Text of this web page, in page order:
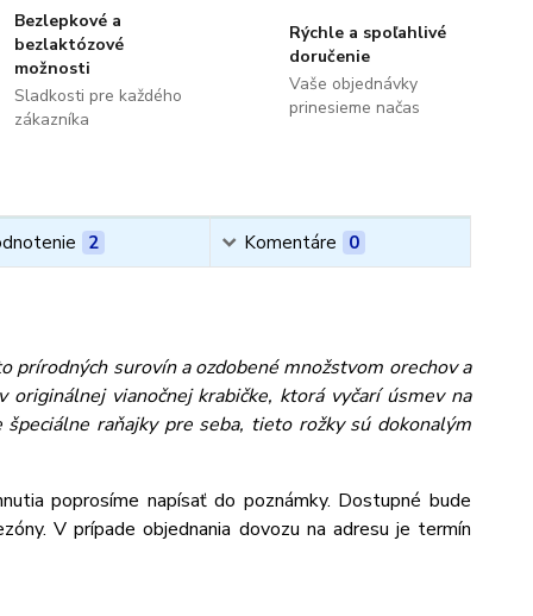
Bezlepkové a
bezlaktózové
možnosti
Sladkosti pre každého
zákazníka
Rýchle a spoľahlivé
doručenie
Vaše objednávky
prinesieme načas
2 Komentáre 0
prírodných surovín a ozdobené množstvom orechov a
vianočnej krabičke, ktorá vyčarí úsmev na
raňajky pre seba, tieto rožky sú dokonalým
poprosíme napísať do poznámky. Dostupné bude
V prípade objednania dovozu na adresu je termín